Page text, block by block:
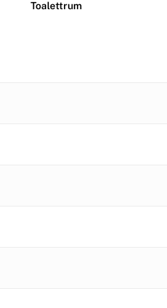
Toalettrum